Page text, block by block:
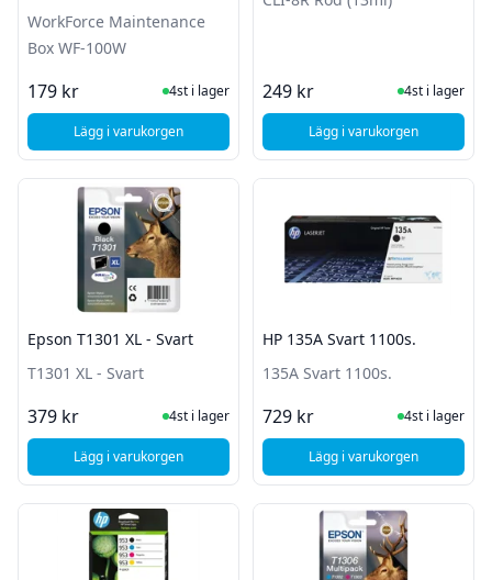
WorkForce Maintenance
Box WF-100W
179 kr I Lager
4st i lager
Lägg i varukorgen, Epson WorkForce Maintenance Box WF-100W
249 kr I Lager
4st i lager
Lägg i varukorgen, Canon CLI-8R Röd
Epson T1301 XL - Svart
T1301 XL - Svart
379 kr I Lager
4st i lager
Lägg i varukorgen, Epson T1301 XL - Svart
HP 135A Svart 1100s.
135A Svart 1100s.
729 kr I Lager
4st i lager
Lägg i varukorgen
, HP 135A Svart